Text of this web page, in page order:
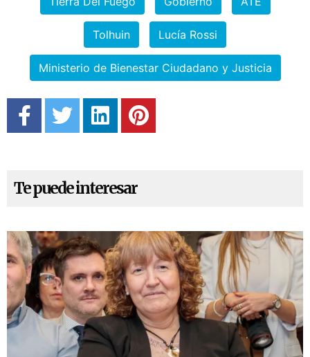
Tolhuin Lucía Rossi
Ministerio de Bienestar Ciudadano y Justicia
Te puede interesar